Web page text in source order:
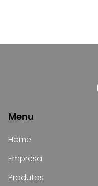
Menu
Home
Empresa
Produtos